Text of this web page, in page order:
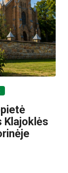
Klajoklės